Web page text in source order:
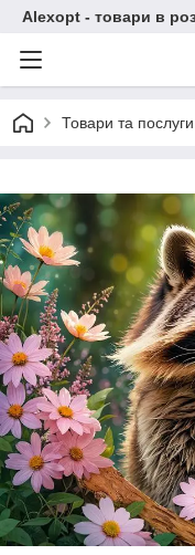
Alexopt - товари в
Товари та послуги